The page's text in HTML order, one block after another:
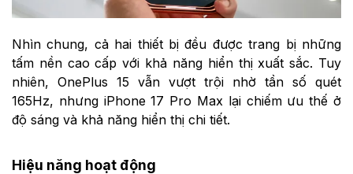
Nhìn chung, cả hai thiết bị đều được trang bị những
tấm nền cao cấp với khả năng hiển thị xuất sắc. Tuy
nhiên, OnePlus 15 vẫn vượt trội nhờ tần số quét
165Hz, nhưng iPhone 17 Pro Max lại chiếm ưu thế ở
độ sáng và khả năng hiển thị chi tiết.
Hiệu năng hoạt động